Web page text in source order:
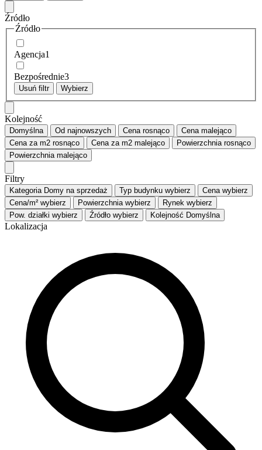
Źródło
Źródło
Agencja1
Bezpośrednie3
Usuń filtr Wybierz
Kolejność
Domyślna Od najnowszych Cena rosnąco Cena malejąco
Cena za m2 rosnąco Cena za m2 malejąco Powierzchnia rosnąco
Powierzchnia malejąco
Filtry
Kategoria Domy na sprzedaż Typ budynku wybierz Cena wybierz
Cena/m² wybierz Powierzchnia wybierz Rynek wybierz
Pow. działki wybierz Źródło wybierz Kolejność Domyślna
Lokalizacja